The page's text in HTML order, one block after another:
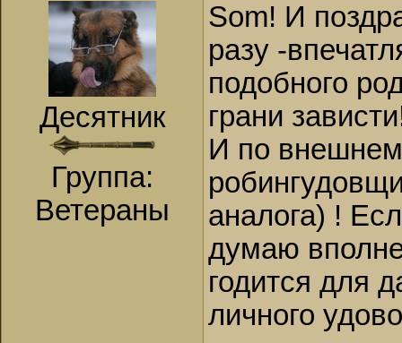
Десятник
Группа:
Ветераны
Som! И
разу -
подобного
грани
И по
аналога) !
думаю
годится для
личного